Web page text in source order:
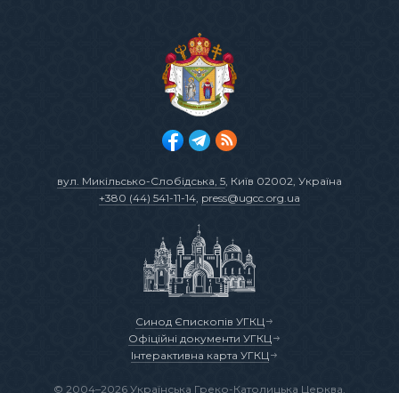
вул. Микільсько-Слобідська, 5, Київ 02002, Україна
+380 (44) 541-11-14, press@ugcc.org.ua
Синод Єпископів УГКЦ
Офіційні документи УГКЦ
Інтерактивна карта УГКЦ
© 2004–2026 Українська Греко-Католицька Церква.